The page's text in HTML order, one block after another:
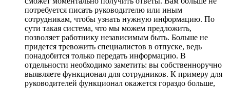
потребуется писать руководителю или иным
сотрудникам, чтобы узнать нужную информацию. По
сути такая система, что мы можем предложить,
позволяет работнику независимым быть. Больше не
придется тревожить специалистов в отпуске, ведь
понадобится только передать информацию. В
отдельности необходимо заметить: вы собственноручно
выявляете функционал для сотрудников. К примеру для
руководителей функционал окажется гораздо больше,